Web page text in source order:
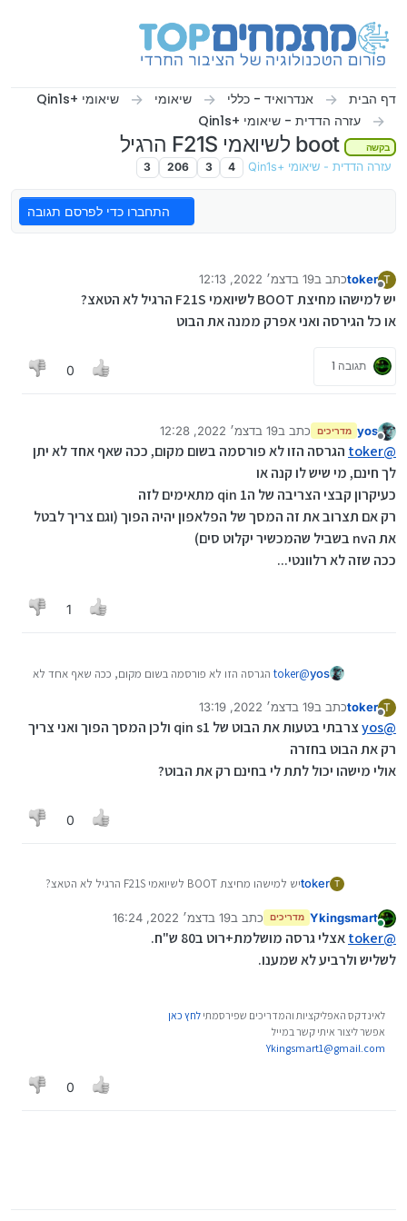
דף הבית אנדרואיד - כללי שיאומי
שיאומי +Qin1s
עזרה הדדית - שיאומי +Qin1s
בקשה boot לשיואמי F21S הרגיל
עזרה הדדית - שיאומי +Qin1s 4
3
206
3
התחברו כדי לפרסם תגובה
T
מנותק
tokerכתב ב19 בדצמ׳ 2022, 12:13
נערך לאחרונה על ידי
יש למישהו מחיצת BOOT לשיואמי F21S הרגיל לא הטאצ?
או כל הגירסה ואני אפרק ממנה את הבוט
תגובה 1 0
מנותק
yos מדריכים כתב ב19 בדצמ׳ 2022, 12:28
נערך לאחרונה על ידי
@
toker הגרסה הזו לא פורסמה בשום מקום, ככה שאף אחד לא יתן
לך חינם, מי שיש לו קנה או
כעיקרון קבצי הצריבה של הqin 1 מתאימים לזה
רק אם תצרוב את זה המסך של הפלאפון יהיה הפוך (וגם צריך לבטל
את הnv בשביל שהמכשיר יקלוט סים)
ככה שזה לא רלוונטי...
1
yos
@
toker הגרסה הזו לא פורסמה בשום מקום, ככה שאף אחד לא
כעיקרון קבצי הצריבה של הqin 1 מתאימים לזה
רק אם תצרוב את זה המסך של הפלאפון יהיה הפוך (וגם צריך
לבטל את הnv בשביל שהמכשיר יקלוט סים)
T
מנותק
tokerכתב ב19 בדצמ׳ 2022, 13:19
נערך לאחרונה על ידי
@
yos
צרבתי בטעות את הבוט של qin s1 ולכן המסך הפוך ואני צריך
רק את הבוט בחזרה
אולי מישהו יכול לתת לי בחינם רק את הבוט?
0
T
tokerיש למישהו מחיצת BOOT לשיואמי F21S הרגיל לא הטאצ?
מחובר
Ykingsmart מדריכים כתב ב19 בדצמ׳ 2022, 16:24
נערך לאחרונה על ידי
@
tokerאצלי גרסה מושלמת+רוט ב80 ש"ח.
לשליש ולרביע לא שמענו.
לאינדקס האפליקציות והמדריכים שפירסמתי לחץ כאן
אפשר ליצור איתי קשר במייל
Ykingsmart1@gmail.com
0